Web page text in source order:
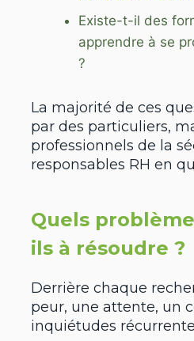
Existe-t-il des
apprendre à se
?
La majorité de ces
par des particuliers,
professionnels de la
responsables RH en
Quels
ils à résoudre ?
Derrière chaque
peur, une attente, un
inquiétudes